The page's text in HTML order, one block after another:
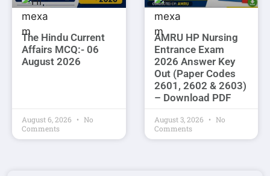
The Hindu Current
Affairs MCQ:- 06
August 2026
August 6, 2026
No
Comments
AMRU HP Nursing
Entrance Exam
2026 Answer Key
Out (Paper Codes
2601, 2602 & 2603)
– Download PDF
August 3, 2026
No
Comments